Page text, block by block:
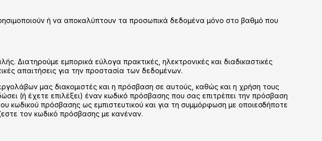
ή να αποκαλύπτουν τα προσωπικά δεδομένα μόνο στο βαθμό που
εμπορικά εύλογα πρακτικές, ηλεκτρονικές και διαδικαστικές
απαιτήσεις για την προστασία των δεδομένων.
μας διακομιστές και η πρόσβαση σε αυτούς, καθώς και η χρήση τους
(ή έχετε επιλέξει) έναν κωδικό πρόσβασης που σας επιτρέπει την πρόσβαση
κωδικού πρόσβασης ως εμπιστευτικού και για τη συμμόρφωση με οποιεσδήποτε
τον κωδικό πρόσβασης με κανέναν.